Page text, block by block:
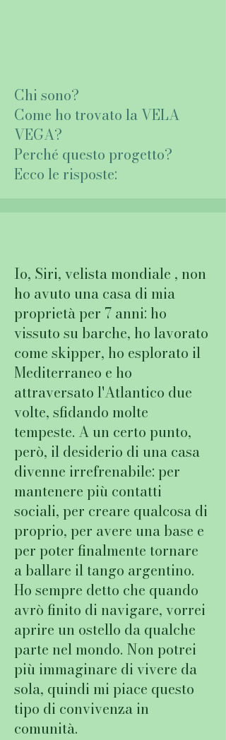
Chi sono?
Come ho trovato la VELA
VEGA?
Perché questo progetto?
Ecco le risposte:
Io, Siri, velista mondiale , non
ho avuto una casa di mia
proprietà per 7 anni: ho
vissuto su barche, ho lavorato
come skipper, ho esplorato il
Mediterraneo e ho
attraversato l'Atlantico due
volte, sfidando molte
tempeste. A un certo punto,
però, il desiderio di una casa
divenne irrefrenabile: per
mantenere più contatti
sociali, per creare qualcosa di
proprio, per avere una base e
per poter finalmente tornare
a ballare il tango argentino.
Ho sempre detto che quando
avrò finito di navigare, vorrei
aprire un ostello da qualche
parte nel mondo. Non potrei
più immaginare di vivere da
sola, quindi mi piace questo
tipo di convivenza in
comunità.